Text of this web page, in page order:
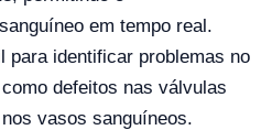
em tempo real.
para identificar problemas no
defeitos nas válvulas
vasos sanguíneos.